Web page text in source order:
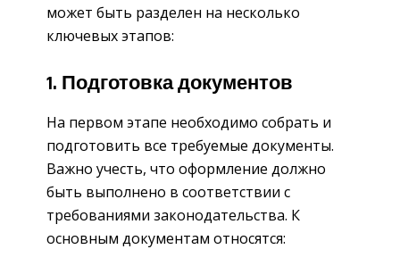
может быть разделен на несколько
ключевых этапов:
1. Подготовка документов
На первом этапе необходимо собрать и
подготовить все требуемые документы.
Важно учесть, что оформление должно
быть выполнено в соответствии с
требованиями законодательства. К
основным документам относятся: